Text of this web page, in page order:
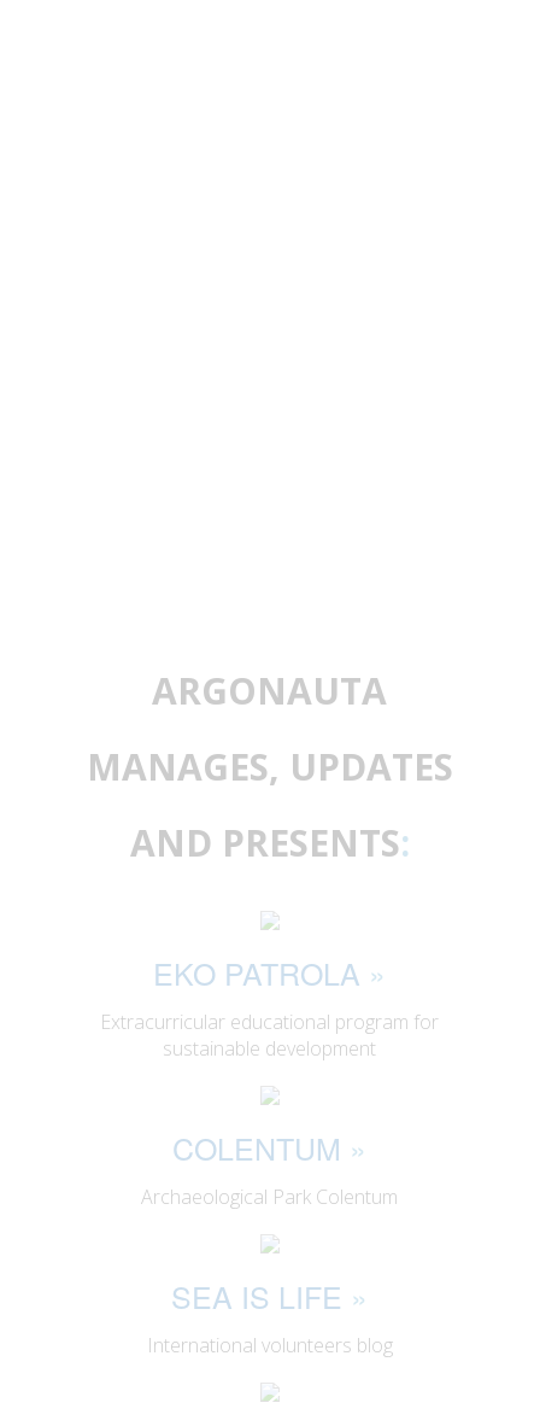
ARGONAUTA
MANAGES, UPDATES
AND PRESENTS:
EKO PATROLA »
Extracurricular educational program for
sustainable development
COLENTUM »
Archaeological Park Colentum
SEA IS LIFE »
International volunteers blog